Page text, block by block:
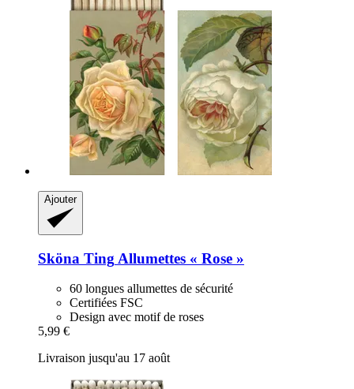
Ajouter
Sköna Ting Allumettes « Rose »
60 longues allumettes de sécurité
Certifiées FSC
Design avec motif de roses
5,99 €
Livraison jusqu'au 17 août